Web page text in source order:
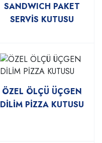
SANDWICH PAKET
SERVİS KUTUSU
ÖZEL ÖLÇÜ ÜÇGEN
DİLİM PİZZA KUTUSU